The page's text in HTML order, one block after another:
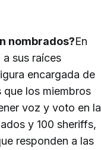
nombrados?En
sus raíces
encargada de
los miembros
voz y voto en la
y 100 sheriffs,
responden a las